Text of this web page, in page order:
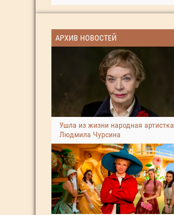
АРХИВ НОВОСТЕЙ
Ушла из жизни народная артистка
Людмила Чурсина